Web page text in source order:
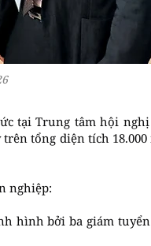
tại Trung tâm hội nghị
tổng diện tích
nghiệp:
hình bởi ba giám